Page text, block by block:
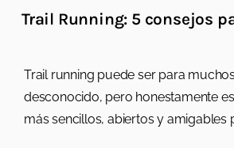
Trail Running: 5 consejos
Trail running puede ser para
desconocido, pero honestamente
más sencillos, abiertos y amigables